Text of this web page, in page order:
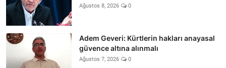
Ağustos 8, 2026 0
Adem Geveri: Kürtlerin hakları anayasal
güvence altına alınmalı
Ağustos 7, 2026 0